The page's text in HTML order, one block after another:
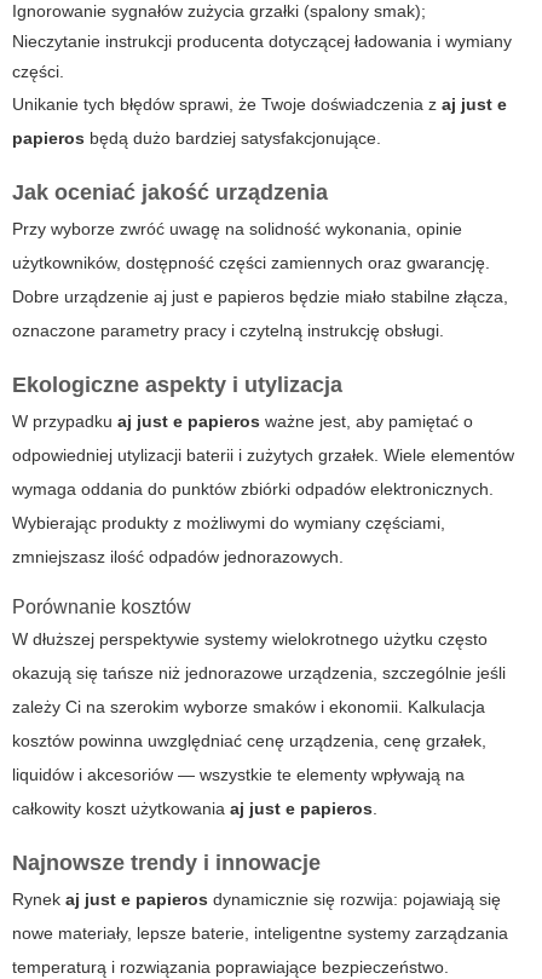
Ignorowanie sygnałów zużycia grzałki (spalony smak);
Nieczytanie instrukcji producenta dotyczącej ładowania i wymiany
części.
Unikanie tych błędów sprawi, że Twoje doświadczenia z aj just e
papieros będą dużo bardziej satysfakcjonujące.
Jak oceniać jakość urządzenia
Przy wyborze zwróć uwagę na solidność wykonania, opinie
użytkowników, dostępność części zamiennych oraz gwarancję.
Dobre urządzenie aj just e papieros będzie miało stabilne złącza,
oznaczone parametry pracy i czytelną instrukcję obsługi.
Ekologiczne aspekty i utylizacja
W przypadku aj just e papieros ważne jest, aby pamiętać o
odpowiedniej utylizacji baterii i zużytych grzałek. Wiele elementów
wymaga oddania do punktów zbiórki odpadów elektronicznych.
Wybierając produkty z możliwymi do wymiany częściami,
zmniejszasz ilość odpadów jednorazowych.
Porównanie kosztów
W dłuższej perspektywie systemy wielokrotnego użytku często
okazują się tańsze niż jednorazowe urządzenia, szczególnie jeśli
zależy Ci na szerokim wyborze smaków i ekonomii. Kalkulacja
kosztów powinna uwzględniać cenę urządzenia, cenę grzałek,
liquidów i akcesoriów — wszystkie te elementy wpływają na
całkowity koszt użytkowania aj just e papieros
Najnowsze trendy i innowacje
Rynek aj just e papieros dynamicznie się rozwija: pojawiają się
nowe materiały, lepsze baterie, inteligentne systemy zarządzania
temperaturą i rozwiązania poprawiające bezpieczeństwo.